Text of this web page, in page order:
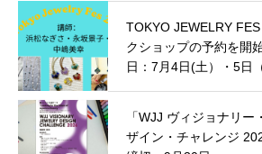
TOKYO JEWELRY
クショップの予約を
日：7月4日(土）・5日
「WJJ ヴィジョナリ
ザイン・チャレンジ